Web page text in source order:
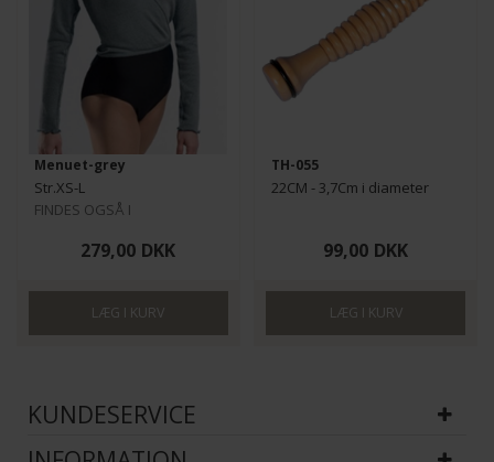
Menuet-grey
Str.XS-L
FINDES OGSÅ I
279,00 DKK
TH-055
22CM - 3,7Cm i diameter
99,00 DKK
KUNDESERVICE